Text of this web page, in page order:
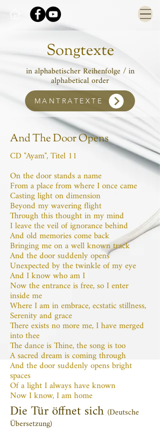
Songtexte
in alphabetischer Reihenfolge / in
alphabetical order
MANTRATEXTE
And The Door Opens
CD "Ayam", Titel 11
On the door stands a name
From a place from where I once came
Casting light on dimension
Beyond my wavering flight
Through this thought in my mind
I leave the veil of ignorance behind
And old memories come back
Bringing me on a well known track
And the door suddenly opens
Unexpected by the twinkle of my eye
And I know who am I
Now the entrance is free, so I enter
inside me
Where I am in embrace, ecstatic stillness,
Serenity and grace
There exists no more me, I have merged
into thee
The dance is Thine, the song is too
A sacred dream is coming through
And the door suddenly opens bright
spaces
Of a light I always have known
Now I know, I am home
Die Tür öffnet sich (Deutsche
Übersetzung)